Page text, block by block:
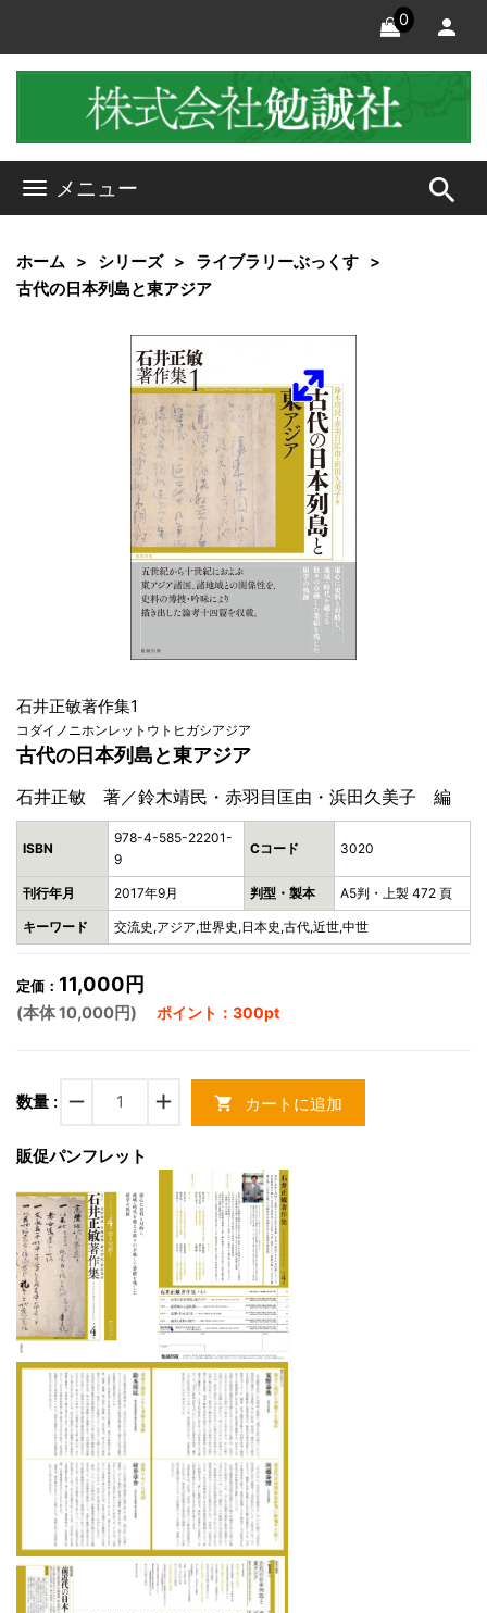
0
メニュー search
ホーム シリーズ
ライブラリーぶっくす
古代の日本列島と東アジア
石井正敏著作集1
コダイノニホンレットウトヒガシアジア
古代の日本列島と東アジア
石井正敏 著／鈴木靖民・赤羽目匡由・浜田久美子 編
ISBN
978-4-585-22201-
9
Cコード 3020
刊行年月 2017年9月 判型・製本 A5判・上製 472 頁
キーワード 交流史,アジア,世界史,日本史,古代,近世,中世
定価： 11,000円
(本体 10,000円) ポイント：300pt
数量 : remove add shopping_cart カートに追加
販促パンフレット